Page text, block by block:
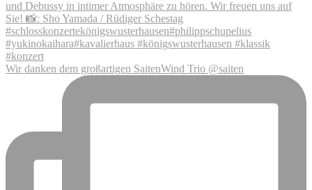
Wir danken dem großartigen SaitenWind Trio @saiten